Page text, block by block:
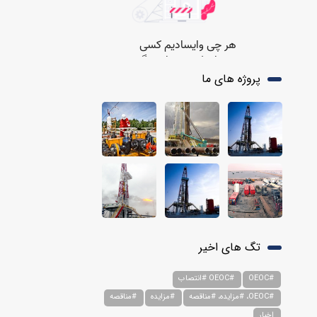
پروژه های ما
تگ های اخیر
#OEOC
#OEOC #انتصاب
#OEOC، #مزایده، #مناقصه
#مزایده
#مناقصه